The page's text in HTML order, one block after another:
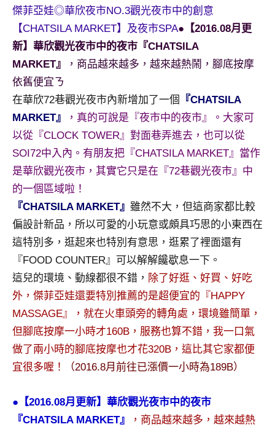
外
景
節
目
主
持、
吳
哥
泰
國
旅
遊
書
者、
各
發
表
會
及
活
動
主
持、
企
業
傑菲亞娃◎華欣夜市NO.3觀光夜市中的創意
【CHATSILA MARKET】及夜市SPA●【2016.08月更
新】華欣觀光夜市中的夜市『CHATSILA
MARKET』
，商品越來越多，越來越熱鬧，腳底按摩
依舊便宜ㄋ
在華欣72巷觀光夜市內新增加了一個
『CHATSILA
MARKET』
，真的可說是『夜市中的夜市』。大家可
以從『CLOCK TOWER』對面巷弄進去，也可以從
SOI72中入內。有朋友把『CHATSILA MARKET』當作
是華欣觀光夜市，其實它只是在『72巷觀光夜市』中
的一個區域啦！
『CHATSILA MARKET』 雖然不大，但這商家都比較
偏設計新品，所以可愛的小玩意或頗具巧思的小東西在
這特別多，逛起來也特別有意思，逛累了裡面還有
『FOOD COUNTER』可以解解饞歇息一下。
這兒的環境、動線都很不錯， 除了好逛、好買、好吃
外，傑菲亞娃還要特別推薦的是超便宜的『HAPPY
MASSAGE』，就在火車頭旁的轉角處，環境雖簡單，
但腳底按摩一小時才160B，服務也算不錯，我一口氣
做了兩小時的腳底按摩也才花320B，這比其它家都便
宜很多喔！
（2016.8月前往已漲價一小時為189B）
●【2016.08月更新】華欣觀光夜市中的夜市
『CHATSILA MARKET』
，商品越來越多，越來越熱